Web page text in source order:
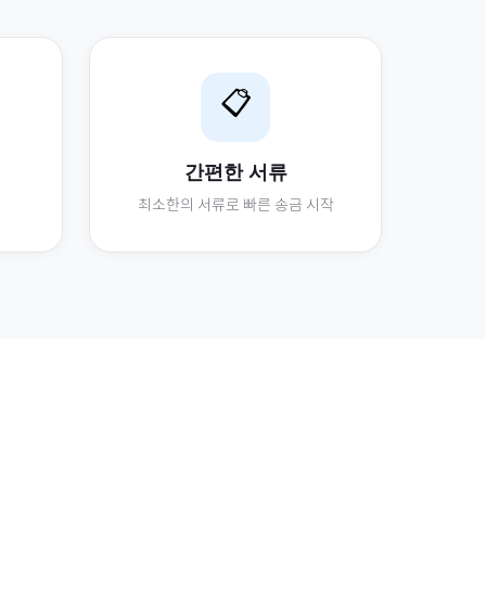
📋
간편한 서류
최소한의 서류로 빠른 송금 시작